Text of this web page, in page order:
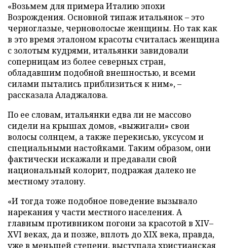
«Возьмем для примера Италию эпохи
Возрождения. Основной типаж итальянок – это
черноглазые, черноволосые женщины. Но так как
в это время эталоном красоты считалась женщина
с золотым кудрями, итальянки завидовали
соперницам из более северных стран,
обладавшим подобной внешностью, и всеми
силами пытались приблизиться к ним», –
рассказала Аладжалова.
По ее словам, итальянки едва ли не массово
сидели на крышах домов, «выжигали» свои
волосы солнцем, а также перекисью, уксусом и
специальными настойками. Таким образом, они
фактически искажали и предавали свой
национальный колорит, подражая далеко не
местному эталону.
«И тогда тоже подобное поведение вызывало
нарекания у части местного населения. А
главным противником погони за красотой в XIV–
XVI веках, да и позже, вплоть до XIX века, правда,
уже в меньшей степени, выступала христианская